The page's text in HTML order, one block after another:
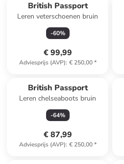
British Passport
Leren veterschoenen bruin
-60%
€ 99,99
Adviesprijs (AVP): € 250,00*
British Passport
Leren chelseaboots bruin
-64%
€ 87,99
Adviesprijs (AVP): € 250,00*